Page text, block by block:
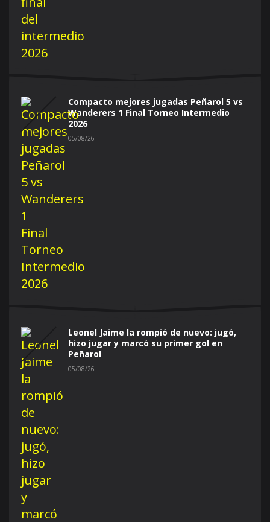
Compacto mejores jugadas Peñarol 5 vs
Wanderers 1 Final Torneo Intermedio
2026
05/08/26
Leonel Jaime la rompió de nuevo: jugó,
hizo jugar y marcó su primer gol en
Peñarol
05/08/26